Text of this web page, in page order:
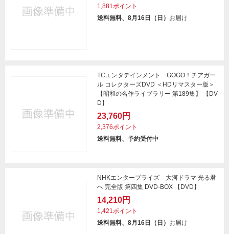
1,881ポイント
送料無料、8月16日（日） お届け
TCエンタテインメント GOGO！チアガー
ル コレクターズDVD ＜HDリマスター版＞
【昭和の名作ライブラリー 第189集】 【DV
D】
23,760円
2,376ポイント
送料無料、予約受付中
NHKエンタープライズ 大河ドラマ 光る君
へ 完全版 第四集 DVD-BOX 【DVD】
14,210円
1,421ポイント
送料無料、8月16日（日） お届け